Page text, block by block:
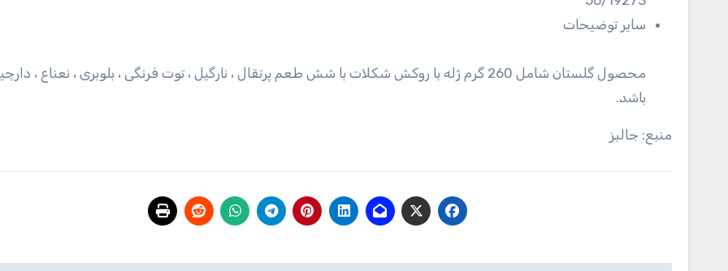
سایر توضیحات
محصول گلستان شامل 260 گرم ژله با روکش شکلات با شش طعم پرتقال ، نارگیل ، توت فرنگی ، بلوبری ، نعناع ،
باشد.
منبع: جالبز